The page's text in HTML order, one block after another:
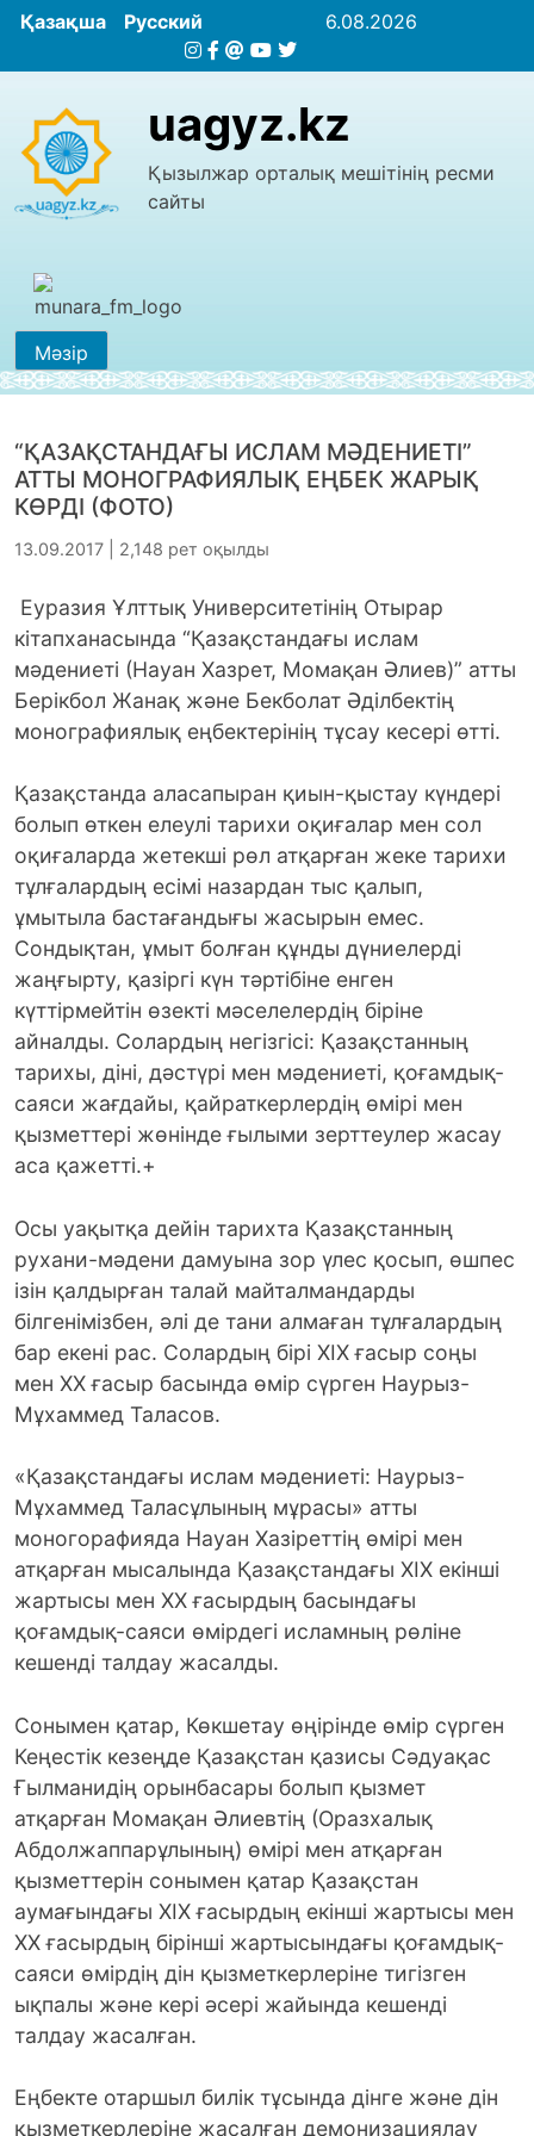
Қазақша Русский 6.08.2026
uagyz.kz
Қызылжар орталық мешітінің ресми
сайты
Мәзір
“ҚАЗАҚСТАНДАҒЫ ИСЛАМ МӘДЕНИЕТІ”
АТТЫ МОНОГРАФИЯЛЫҚ ЕҢБЕК ЖАРЫҚ
КӨРДІ (ФОТО)
13.09.2017 | 2,148 рет оқылды
Еуразия Ұлттық Университетінің Отырар
кітапxанасында “Қазақстандағы ислам
мәдениеті (Науан Хазрет, Момақан Әлиев)” атты
Берікбол Жанақ және Бекболат Әділбектің
монографиялық еңбектерінің тұсау кесері өтті.
Қазақстанда аласапыран қиын-қыстау күндері
болып өткен елеулі тарихи оқиғалар мен сол
оқиғаларда жетекші рөл атқарған жеке тарихи
тұлғалардың есімі назардан тыс қалып,
ұмытыла бастағандығы жасырын емес.
Сондықтан, ұмыт болған құнды дүниелерді
жаңғырту, қазіргі күн тәртібіне енген
күттірмейтін өзекті мәселелердің біріне
айналды. Солардың негізгісі: Қазақстанның
тарихы, діні, дәстүрі мен мәдениеті, қоғамдық-
саяси жағдайы, қайраткерлердің өмірі мен
қызметтері жөнінде ғылыми зерттеулер жасау
аса қажетті.+
Осы уақытқа дейін тарихта Қазақстанның
рухани-мәдени дамуына зор үлес қосып, өшпес
ізін қалдырған талай майталмандарды
білгенімізбен, әлі де тани алмаған тұлғалардың
бар екені рас. Солардың бірі XIX ғасыр соңы
мен XX ғасыр басында өмір сүрген Наурыз-
Мұхаммед Таласов.
«Қазақстандағы ислам мәдениеті: Наурыз-
Мұхаммед Таласұлының мұрасы» атты
моногорафияда Науан Хазіреттің өмірі мен
атқарған мысалында Қазақстандағы XIX екінші
жартысы мен XX ғасырдың басындағы
қоғамдық-саяси өмірдегі исламның рөліне
кешенді талдау жасалды.
Сонымен қатар, Көкшетау өңірінде өмір сүрген
Кеңестік кезеңде Қазақстан қазисы Сәдуақас
Ғылманидің орынбасары болып қызмет
атқарған Момақан Әлиевтің (Оразхалық
Абдолжаппарұлының) өмірі мен атқарған
қызметтерін сонымен қатар Қазақстан
аумағындағы XIX ғасырдың екінші жартысы мен
XX ғасырдың бірінші жартысындағы қоғамдық-
саяси өмірдің дін қызметкерлеріне тигізген
ықпалы және кері әсері жайында кешенді
талдау жасалған.
Еңбекте отаршыл билік тұсында дінге және дін
қызметкерлеріне жасалған демонизациялау